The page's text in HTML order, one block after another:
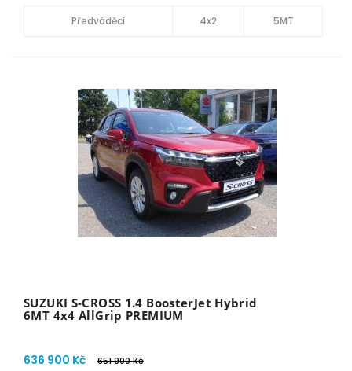
Předváděcí 4x2 5MT
SUZUKI S-CROSS 1.4 BoosterJet Hybrid
6MT 4x4 AllGrip PREMIUM
636 900 Kč 651 900 Kč